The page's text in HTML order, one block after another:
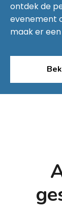
ontdek de
evenement
maak er